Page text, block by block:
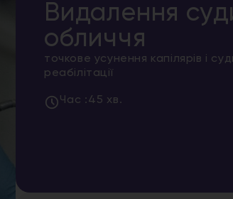
Видалення
обличчя
точкове усунення капілярів і
реабілітації
Час :45 хв.